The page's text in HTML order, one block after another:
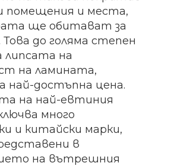
помещения и места,
ще обитават за
до голяма степен
липсата на
на ламината,
най-достъпна цена.
на най-евтиния
много
и китайски марки,
в
на вътрешния